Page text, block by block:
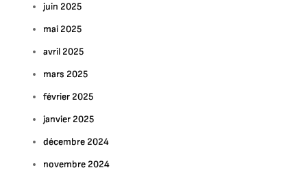
juin 2025
mai 2025
avril 2025
mars 2025
février 2025
janvier 2025
décembre 2024
novembre 2024